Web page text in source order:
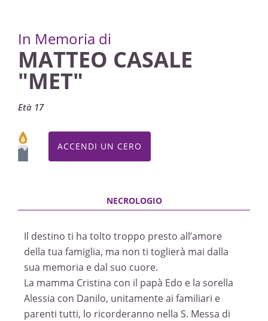
In Memoria di
MATTEO CASALE
"MET"
Età 17
ACCENDI UN CERO
Il destino ti ha tolto troppo presto all’amore
della tua famiglia, ma non ti toglierà mai dalla
sua memoria e dal suo cuore.
La mamma Cristina con il papà Edo e la sorella
Alessia con Danilo, unitamente ai familiari e
parenti tutti, lo ricorderanno nella S. Messa di
Villafalletto, Chiesa di Santi Lorenzo e Sebastiano /
Chiesa Parrocchiale di Monsola
13/11/2022 09:45